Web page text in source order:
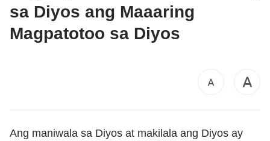
sa Diyos ang Maaaring
Magpatotoo sa Diyos
Ang maniwala sa Diyos at makilala ang Diyos ay